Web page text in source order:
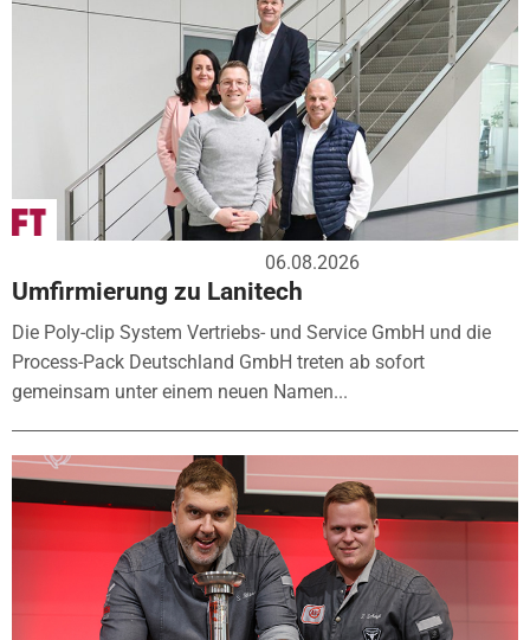
06.08.2026
Umfirmierung zu Lanitech
Die Poly-clip System Vertriebs- und Service GmbH und die
Process-Pack Deutschland GmbH treten ab sofort
gemeinsam unter einem neuen Namen...